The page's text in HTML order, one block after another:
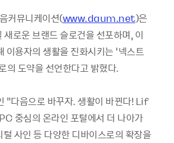
뮤니케이션(www.daum.net)은
로운 브랜드 슬로건을 선포하며, 이
이용자의 생활을 진화시키는 ‘넥스트
의 도약을 선언한다고 밝혔다.
“다음으로 바꾸자. 생활이 바뀐다! Lif
중심의 온라인 포털에서 더 나아가
사인 등 다양한 디바이스로의 확장을